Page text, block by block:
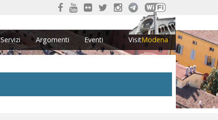
Servizi Argomenti Eventi VisitModena